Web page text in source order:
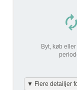
Din
| efter skat)
Beskatning
Din Pris
autorenew
Byt, køb
▼ Flere detailjer